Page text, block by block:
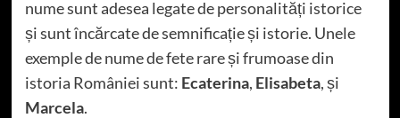
nume sunt adesea legate de personalități istorice
și sunt încărcate de semnificație și istorie. Unele
exemple de nume de fete rare și frumoase din
istoria României sunt: Ecaterina, Elisabeta, și
Marcela.